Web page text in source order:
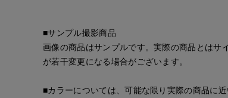
■サンプル撮影商品
画像の商品はサンプルです。実際の商品とはサ
が若干変更になる場合がございます。
■カラーについては、可能な限り実際の商品に